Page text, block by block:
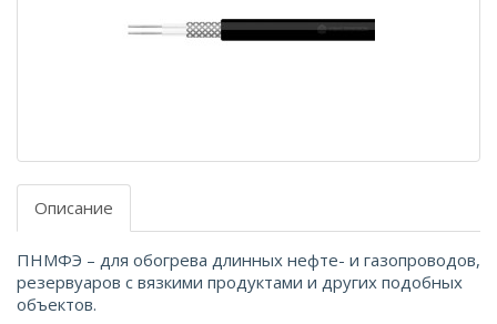
Описание
ПНМФЭ – для обогрева длинных нефте- и газопроводов,
резервуаров с вязкими продуктами и других подобных
объектов.